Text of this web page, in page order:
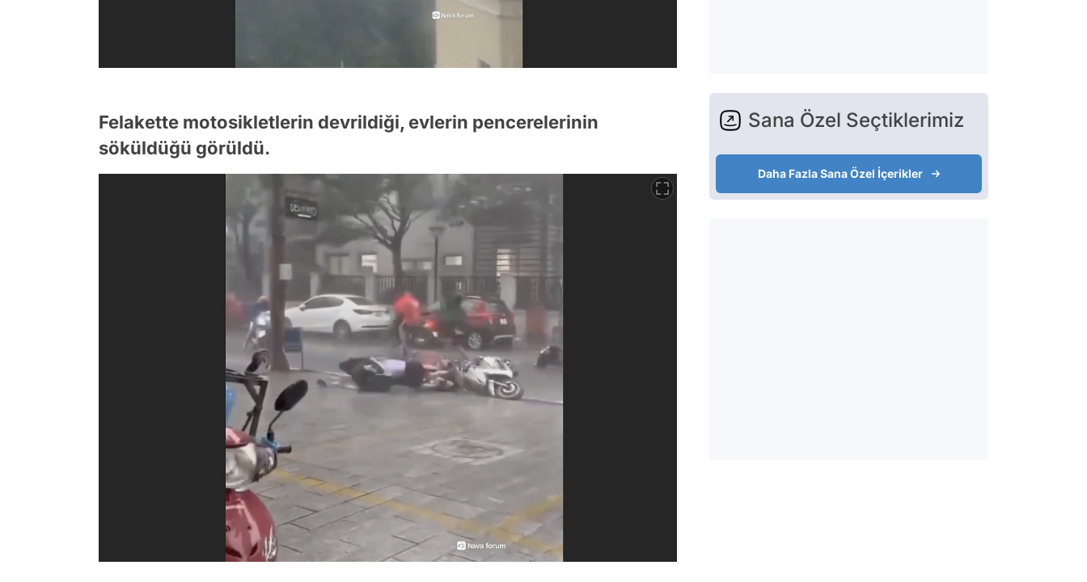
Felakette motosikletlerin devrildiği, evlerin pencerelerinin
söküldüğü görüldü.
Sana Özel Seçtiklerimiz
Daha Fazla Sana Özel İçerikler